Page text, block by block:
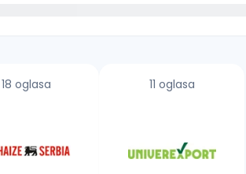
18 oglasa 11 oglasa